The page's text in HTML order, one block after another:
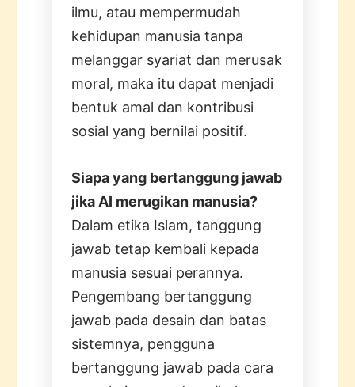
ilmu, atau mempermudah
kehidupan manusia tanpa
melanggar syariat dan merusak
moral, maka itu dapat menjadi
bentuk amal dan kontribusi
sosial yang bernilai positif.
Siapa yang bertanggung jawab
jika AI merugikan manusia?
Dalam etika Islam, tanggung
jawab tetap kembali kepada
manusia sesuai perannya.
Pengembang bertanggung
jawab pada desain dan batas
sistemnya, pengguna
bertanggung jawab pada cara